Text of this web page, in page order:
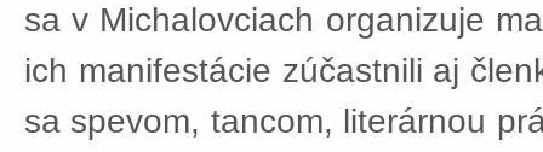
sa v Michalovciach organizuje
ich manifestácie zúčastnili aj
sa spevom, tancom, literárnou